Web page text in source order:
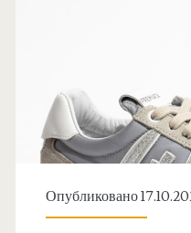
Опубликовано